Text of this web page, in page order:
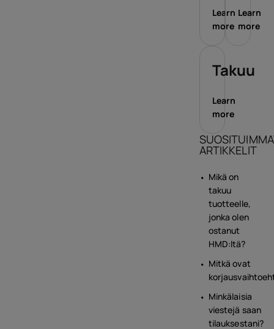
Learn
more
Learn
more
Takuu
Learn
more
ARTIKKELIT
Mikä on
takuu
tuotteelle,
jonka olen
ostanut
HMD:ltä?
Mitkä ovat
Minkälaisia
viestejä saan
tilauksestani?